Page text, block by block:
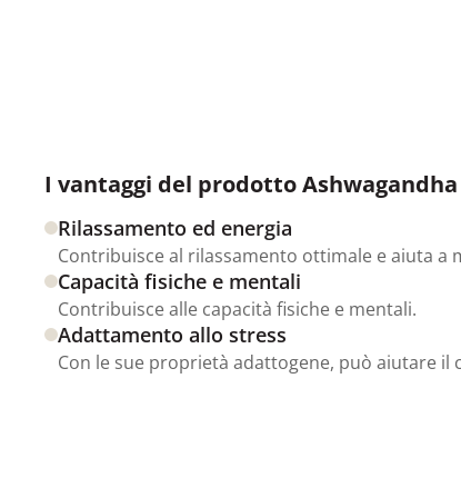
I vantaggi del prodotto Ashwagandha
Rilassamento ed energia
Contribuisce al rilassamento ottimale e aiuta a
Capacità fisiche e mentali
Contribuisce alle capacità fisiche e mentali.
Adattamento allo stress
Con le sue proprietà adattogene, può aiutare il